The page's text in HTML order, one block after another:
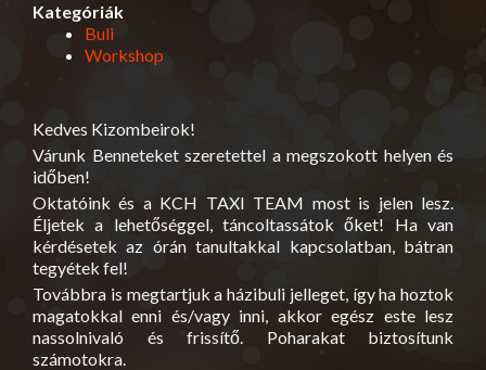
Kategóriák
Buli
Workshop
Kedves Kizombeirok!
Várunk Benneteket szeretettel a megszokott helyen és
időben!
Oktatóink és a KCH TAXI TEAM most is jelen lesz.
Éljetek a lehetőséggel, táncoltassátok őket! Ha van
kérdésetek az órán tanultakkal kapcsolatban, bátran
tegyétek fel!
Továbbra is megtartjuk a házibuli jelleget, így ha hoztok
magatokkal enni és/vagy inni, akkor egész este lesz
nassolnivaló és frissítő. Poharakat biztosítunk
számotokra.